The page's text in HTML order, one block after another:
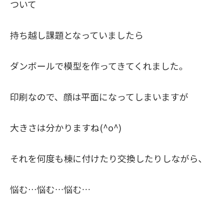
ついて
持ち越し課題となっていましたら
ダンボールで模型を作ってきてくれました。
印刷なので、顔は平面になってしまいますが
大きさは分かりますね(^o^)
それを何度も棟に付けたり交換したりしながら、
悩む…悩む…悩む…